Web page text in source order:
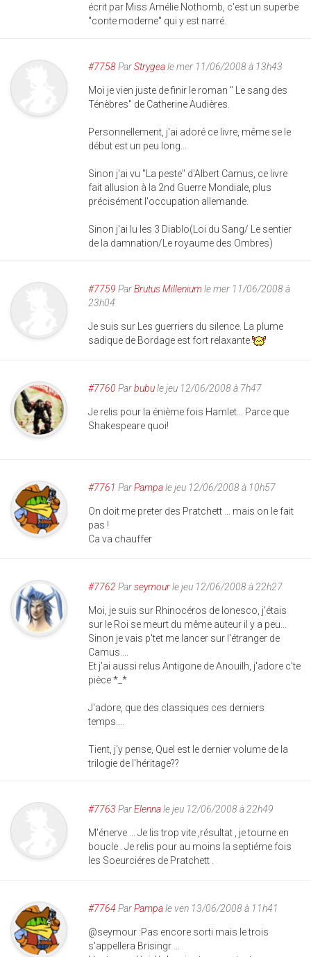
écrit par Miss Amélie Nothomb, c'est un superbe
"conte moderne" qui y est narré.
#7758ParStrygeale mer 11/06/2008 à 13h43
Moi je vien juste de finir le roman " Le sang des
Ténèbres" de Catherine Audières.
Personnellement, j'ai adoré ce livre, même se le
début est un peu long...
Sinon j'ai vu "La peste" d'Albert Camus, ce livre
fait allusion à la 2nd Guerre Mondiale, plus
précisément l'occupation allemande.
Sinon j'ai lu les 3 Diablo(Loi du Sang/ Le sentier
de la damnation/Le royaume des Ombres)
#7759 ParBrutus Milleniumle mer 11/06/2008 à
23h04
Je suis sur Les guerriers du silence. La plume
sadique de Bordage est fort relaxante
#7760 Parbubule jeu 12/06/2008 à 7h47
Je relis pour la énième fois Hamlet... Parce que
Shakespeare quoi!
#7761 ParPampale jeu 12/06/2008 à 10h57
On doit me preter des Pratchett ... mais on le fait
pas !
Ca va chauffer
#7762 Parseymourle jeu 12/06/2008 à 22h27
Moi, je suis sur Rhinocéros de Ionesco, j'étais
sur le Roi se meurt du même auteur il y a peu...
Sinon je vais p'tet me lancer sur l'étranger de
Camus....
Et j'ai aussi relus Antigone de Anouilh, j'adore c'te
pièce *_*
J'adore, que des classiques ces derniers
temps....
Tient, j'y pense, Quel est le dernier volume de la
trilogie de l'héritage??
#7763 ParElennale jeu 12/06/2008 à 22h49
M'énerve ... Je lis trop vite ,résultat , je tourne en
boucle . Je relis pour au moins la septiéme fois
les Soeurciéres de Pratchett .
#7764 ParPampale ven 13/06/2008 à 11h41
@seymour :Pas encore sorti mais le trois
s'appellera Brisingr ...